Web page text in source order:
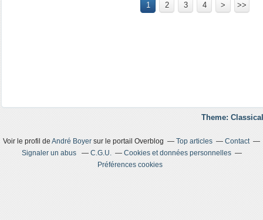
1 2 3 4 > >>
Theme:
Voir le profil de André Boyer sur le portail Overblog Top articles
Contact
Signaler un abus
C.G.U.
Cookies et données personnelles
Préférences cookies